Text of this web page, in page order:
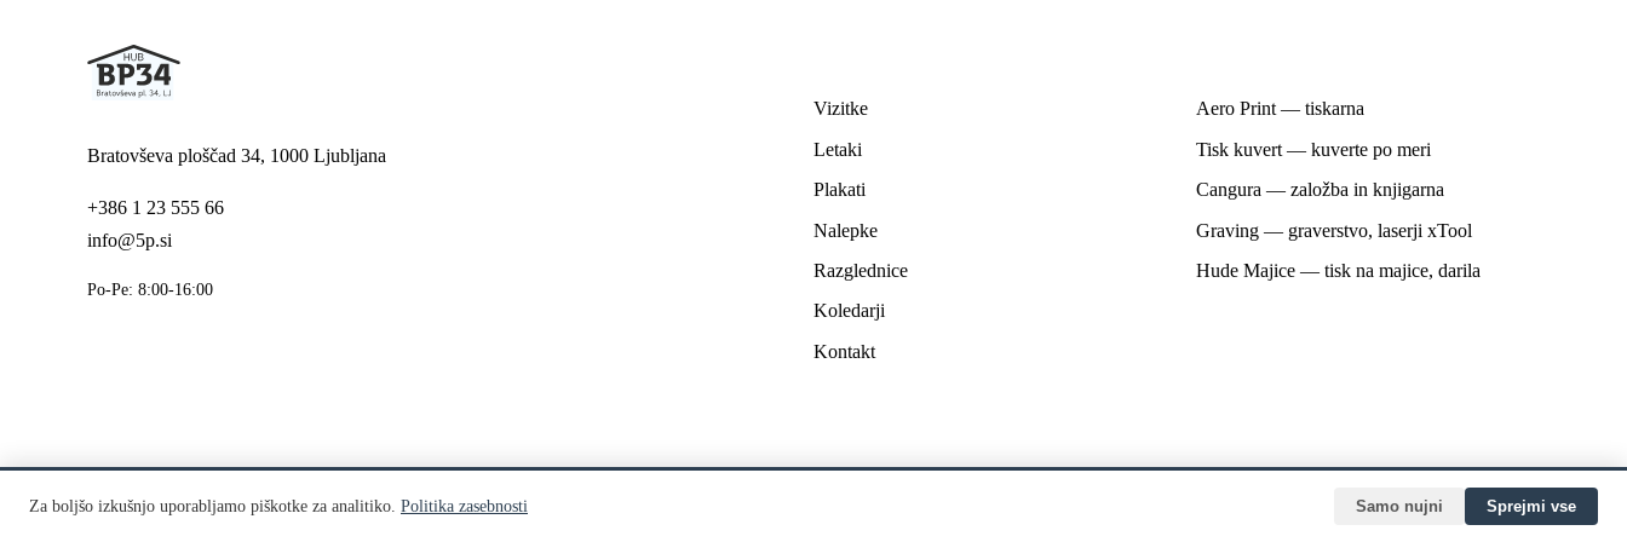
Bratovševa ploščad 34, 1000 Ljubljana
+386 1 23 555 66
info@5p.si
Po-Pe: 8:00-16:00
Vizitke
Letaki
Plakati
Nalepke
Razglednice
Koledarji
Kontakt
Aero Print — tiskarna
Tisk kuvert — kuverte po meri
Cangura — založba in knjigarna
Graving — graverstvo, laserji xTool
Hude Majice — tisk na majice, darila
Tiskarna BP34 © Aero Print d.o.o., DDV ID: SI12636533
Za boljšo izkušnjo uporabljamo piškotke za analitiko. Politika zasebnosti Samo nujni Sprejmi vse